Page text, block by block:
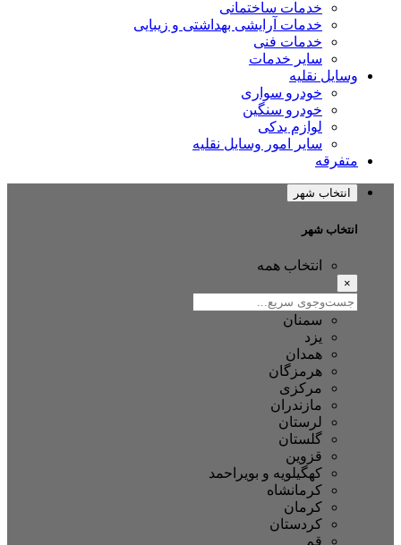
خدمات ساختمانی
خدمات آرایشی بهداشتی و زیبایی
خدمات فنی
سایر خدمات
نقلیه
خودرو سواری
خودرو سنگین
لوازم یدکی
سایر امور وسایل نقلیه
شهر
شهر
انتخاب همه
سمنان
هرمزگان
مرکزی
مازندران
لرستان
گلستان
کهگیلویه و بویراحمد
کرمانشاه
کردستان